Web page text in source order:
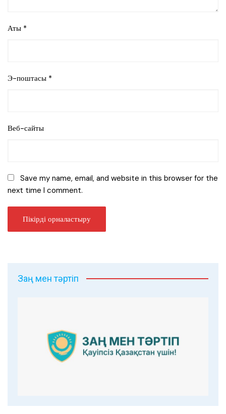
Аты *
Э-поштасы *
Веб-сайты
Save my name, email, and website in this browser for the
next time I comment.
Заң мен тәртіп